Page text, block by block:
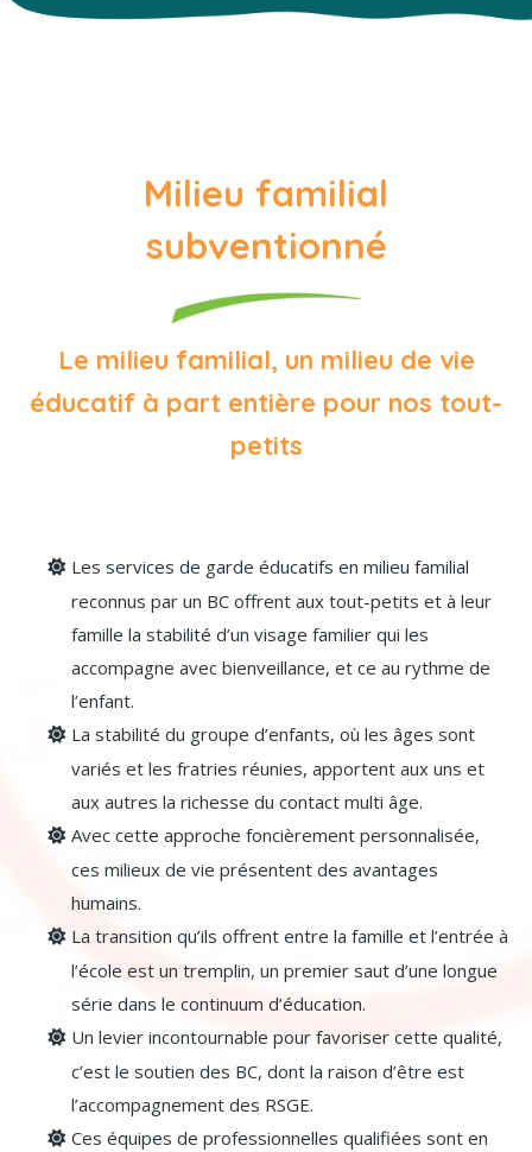
Milieu familial
subventionné
Le milieu familial, un milieu de vie
éducatif à part entière pour nos tout-
petits
Les services de garde éducatifs en milieu familial
reconnus par un BC offrent aux tout-petits et à leur
famille la stabilité d’un visage familier qui les
accompagne avec bienveillance, et ce au rythme de
l’enfant.
La stabilité du groupe d’enfants, où les âges sont
variés et les fratries réunies, apportent aux uns et
aux autres la richesse du contact multi âge.
Avec cette approche foncièrement personnalisée,
ces milieux de vie présentent des avantages
humains.
La transition qu’ils offrent entre la famille et l’entrée à
l’école est un tremplin, un premier saut d’une longue
série dans le continuum d’éducation.
Un levier incontournable pour favoriser cette qualité,
c’est le soutien des BC, dont la raison d’être est
l’accompagnement des RSGE.
Ces équipes de professionnelles qualifiées sont en